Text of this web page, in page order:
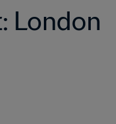
London